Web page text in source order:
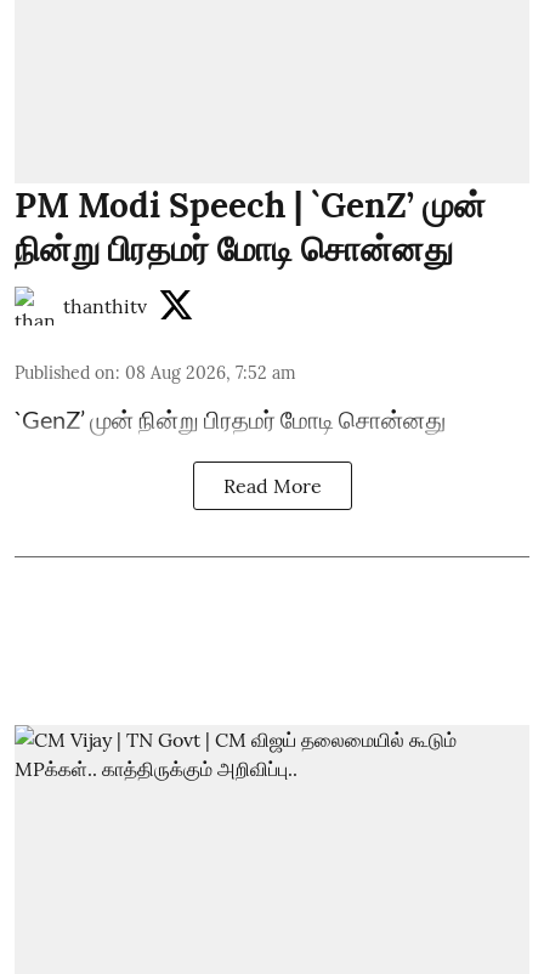
PM Modi Speech | `GenZ’ முன்
நின்று பிரதமர் மோடி சொன்னது
thanthitv
Published on: 08 Aug 2026, 7:52 am
`GenZ’ முன் நின்று பிரதமர் மோடி சொன்னது
Read More